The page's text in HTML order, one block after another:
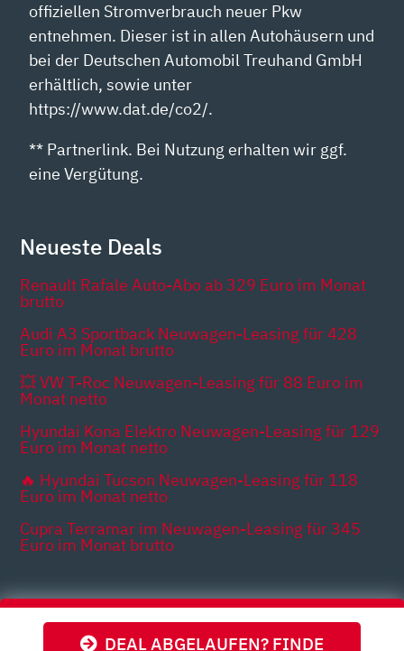
DEAL ABGELAUFEN? FINDE
offiziellen Stromverbrauch neuer Pkw
entnehmen. Dieser ist in allen Autohäusern und
bei der Deutschen Automobil Treuhand GmbH
erhältlich, sowie unter
https://www.dat.de/co2/.
** Partnerlink. Bei Nutzung erhalten wir ggf.
eine Vergütung.
Neueste Deals
Renault Rafale Auto-Abo ab 329 Euro im Monat
brutto
Audi A3 Sportback Neuwagen-Leasing für 428
Euro im Monat brutto
💥 VW T-Roc Neuwagen-Leasing für 88 Euro im
Monat netto
Hyundai Kona Elektro Neuwagen-Leasing für 129
Euro im Monat netto
🔥 Hyundai Tucson Neuwagen-Leasing für 118
Euro im Monat netto
Cupra Terramar im Neuwagen-Leasing für 345
Euro im Monat brutto